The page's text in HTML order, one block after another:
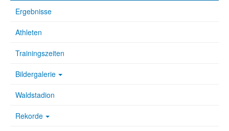
Ergebnisse
Athleten
Trainingszeiten
Bildergalerie
Waldstadion
Rekorde